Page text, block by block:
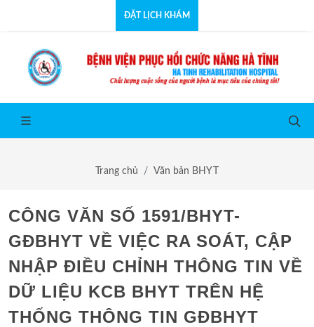
ĐẶT LỊCH KHÁM
Trang chủ Văn bản BHYT
CÔNG VĂN SỐ 1591/BHYT-
GĐBHYT VỀ VIỆC RA SOÁT, CẬP
NHẬP ĐIỀU CHỈNH THÔNG TIN VỀ
DỮ LIỆU KCB BHYT TRÊN HỆ
THỐNG THÔNG TIN GĐBHYT